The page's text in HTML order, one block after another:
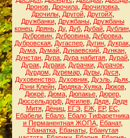
Дронов, Дрочила, Дрочиловка,
Дрочилы, Другой, ДругойХ,
Дружбанки, Дружбаны, Дружбаны
конец Дрянь Ду, Дуб Дубай Дублин
Дубровин, Дубровина, Дубровка,
Дубровская Дугаспер Дугин Дукрак
Дума, Думай, Дунаевский, Дункан,
Дунстан Дура Дура набитая Дурай
Дурак, Дураки, Дурачки, Дурачок,
Дурдом
Дуремар, Дуры, Дуся,
Духовенство Духовник Дуэль Дьяк
Дэни Клейн, Дюдяка-Хуяка, Дюков,
Дюкрё, Дюма, Дюпакье, Дюрер,
Дюссельдорф, Дягилев, Дядя, Дядя
Митя, Дёниц, ЕГЭ, ЕЖ, ЕР, ЕС,
Ебабели Ебало Ебало Тифаретника
и Перманентная ЖОПА, Ебанат,
Ебанатка, Ебанаты, Ебанутая